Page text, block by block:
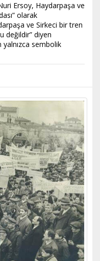
Ersoy, Haydarpaşa ve
olarak
ve Sirkeci bir tren
değildir” diyen
yalnızca sembolik